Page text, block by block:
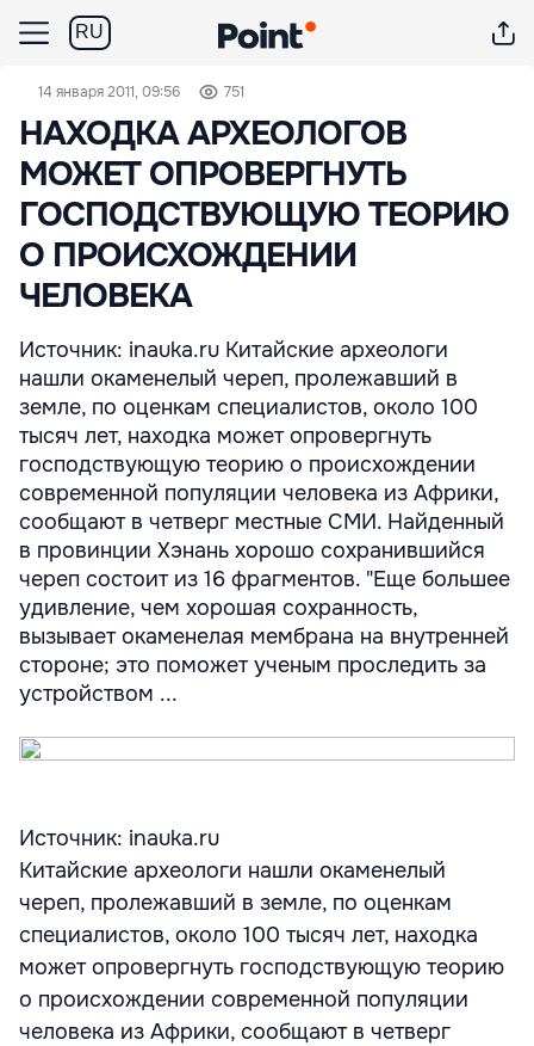
RU
14 января 2011, 09:56 751
НАХОДКА АРХЕОЛОГОВ
МОЖЕТ ОПРОВЕРГНУТЬ
ГОСПОДСТВУЮЩУЮ ТЕОРИЮ
О ПРОИСХОЖДЕНИИ
ЧЕЛОВЕКА
Источник: inauka.ru Китайские археологи
нашли окаменелый череп, пролежавший в
земле, по оценкам специалистов, около 100
тысяч лет, находка может опровергнуть
господствующую теорию о происхождении
современной популяции человека из Африки,
сообщают в четверг местные СМИ. Найденный
в провинции Хэнань хорошо сохранившийся
череп состоит из 16 фрагментов. "Еще большее
удивление, чем хорошая сохранность,
вызывает окаменелая мембрана на внутренней
стороне; это поможет ученым проследить за
устройством ...
Источник: inauka.ru
Китайские археологи нашли окаменелый
череп, пролежавший в земле, по оценкам
специалистов, около 100 тысяч лет, находка
может опровергнуть господствующую теорию
о происхождении современной популяции
человека из Африки, сообщают в четверг